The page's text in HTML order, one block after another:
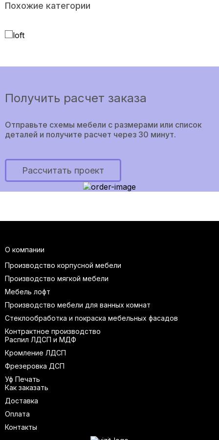
Похожие категории
Получить расчет заказа
Отправьте схемы мебели с размерами или список
деталей и получите расчет через 30 минут.
Рассчитать проект
О компании
Производство корпусной мебели
Производство мягкой мебели
Мебель лофт
Производство мебели для ванных комнат
Стеклообработка и покраска мебельных фасадов
Контрактное производство
Распил ЛДСП и МДФ
Кромление ЛДСП
Фрезеровка ДСП
Уф Печать
Как заказать
Доставка
Оплата
Контакты